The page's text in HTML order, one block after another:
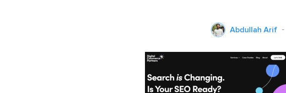
Abdullah Arif